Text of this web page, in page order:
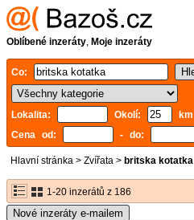
Oblíbené inzeráty, Moje inzeráty
Co:
Lokalita: Okolí:
km
Cena od:
- do:
Hlavní stránka > Zvířata > britska kotatka
1-20 inzerátů z 186
Nové inzeráty e-mailem